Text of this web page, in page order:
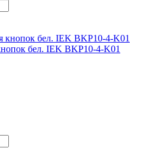
бел. IEK BKP10-4-K01